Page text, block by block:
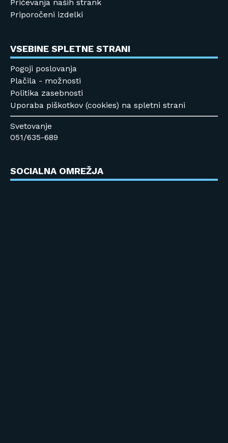
Pričevanja naših strank
Priporočeni izdelki
VSEBINE SPLETNE STRANI
Pogoji poslovanja
Plačila - možnosti
Politika zasebnosti
Uporaba piškotkov (cookies) na spletni strani
Svetovanje
051/635-689
SOCIALNA OMREŽJA